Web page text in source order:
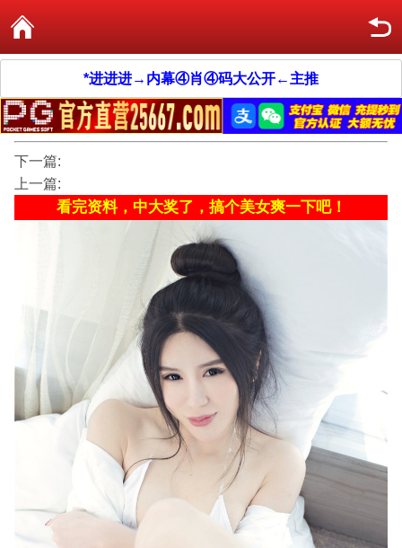
*进进进→内幕④肖④码大公开←主推
下一篇:
上一篇:
看完资料，中大奖了，搞个美女爽一下吧！